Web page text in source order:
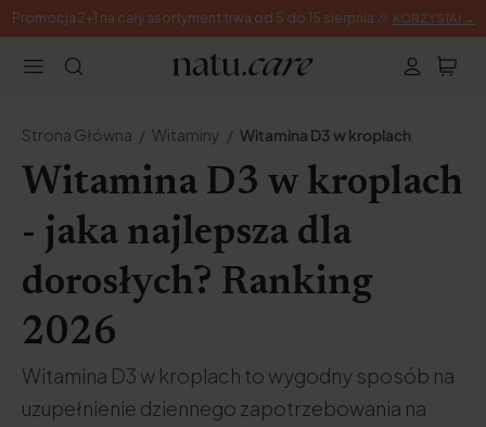
Promocja 2+1 na cały asortyment trwa od 5 do 15 sierpnia 🎉 KORZYSTAJ →
Strona Główna Witaminy Witamina D3 w kroplach
Witamina D3 w kroplach
- jaka najlepsza dla
dorosłych? Ranking
2026
Witamina D3 w kroplach to wygodny sposób na
uzupełnienie dziennego zapotrzebowania na